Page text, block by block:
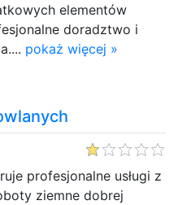
elementów
doradztwo i
pokaż więcej »
profesjonalne usługi z
ziemne dobrej